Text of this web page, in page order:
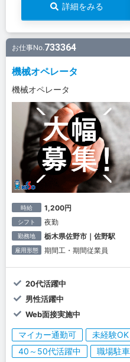
詳細をみる
お仕事No.733364
機械オペレータ
機械オペレータ
時給 1,200円
シフト 夜勤
勤務地 栃木県佐野市｜佐野駅
雇用形態 期間工・期間従業員
20代活躍中
男性活躍中
Web面接実施中
マイカー通勤可 未経験OK
40～50代活躍中
職場駐